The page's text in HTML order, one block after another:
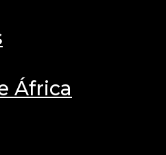
África